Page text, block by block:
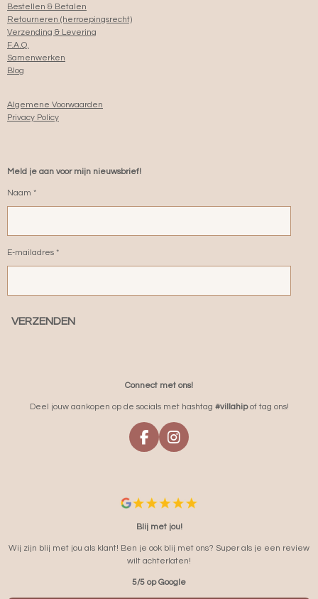
Bestellen & Betalen
Retourneren (herroepingsrecht)
Verzending & Levering
F.A.Q.
Samenwerken
Blog
Algemene Voorwaarden
Privacy Policy
Meld je aan voor mijn nieuwsbrief!
Naam *
E-mailadres *
VERZENDEN
Connect met ons!
Deel jouw aankopen op de socials met hashtag #villahipof tag ons!
F
A
O
O
I
N
A
G
R
M
Blij met jou!
Wij zijn blij met jou als klant! Ben je ook blij met ons? Super als je een review
wilt achterlaten!
5/5 op Google